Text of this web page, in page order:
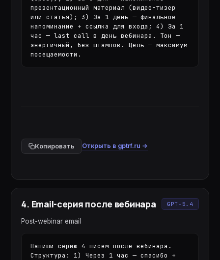
презентационный материал (видео-тизер
или статья); 3) За 1 день — финальное
напоминание + ссылка для входа; 4) За 1
час — last call в день вебинара. Тон —
энергичный, без штампов. Цель — максимум
посещаемости.
Копировать Открыть в gptrf.ru →
4. Email-серия после вебинара GPT-5.4
Post-webinar email
Напиши серию 4 писем после вебинара.
Структура: 1) Через 1 час — спасибо +